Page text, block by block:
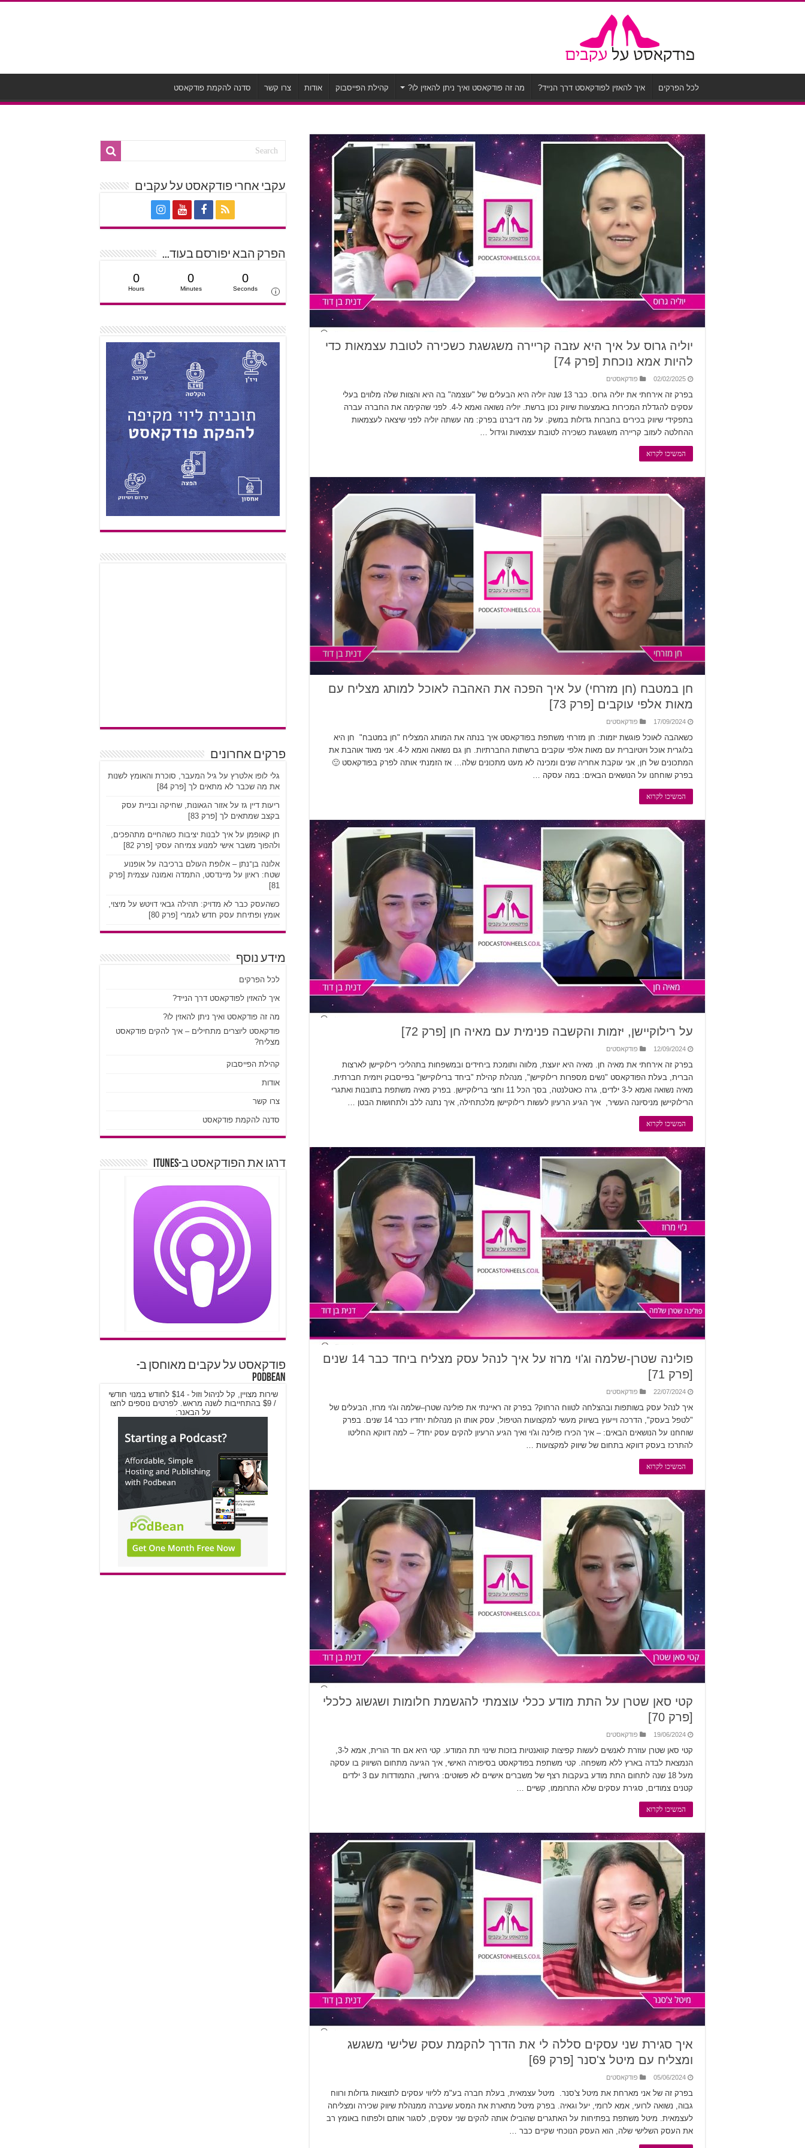
לכל הפרקים איך להאזין לפודקאסט דרך הנייד? מה זה פודקאסט ואיך ניתן להאזין לו? קהילת הפייסבוק אודות צרו קשר סדנה להקמת פודקאסט
יוליה גרוס על איך היא עזבה קריירה משגשגת כשכירה לטובת עצמאות כדי
להיות אמא נוכחת [פרק 74]
02/02/2025 פודקאסטים
בפרק זה אירחתי את יוליה גרוס. כבר 13 שנה יוליה היא הבעלים של "עוצמה" בה היא והצוות שלה מלווים בעלי
עסקים להגדלת המכירות באמצעות שיווק נכון ברשת. יוליה נשואה ואמא ל-4. לפני שהקימה את החברה עברה
בתפקידי שיווק בכירים בחברות גדולות במשק. על מה דיברנו בפרק: מה עשתה יוליה לפני שיצאה לעצמאות
ההחלטה לעזוב קריירה משגשגת כשכירה לטובת עצמאות וגידול …
המשיכו לקרוא
חן במטבח (חן מזרחי) על איך הפכה את האהבה לאוכל למותג מצליח עם
מאות אלפי עוקבים [פרק 73]
17/09/2024 פודקאסטים
כשאהבה לאוכל פוגשת יזמות: חן מזרחי משתפת בפודקאסט איך בנתה את המותג המצליח "חן במטבח" חן היא
בלוגרית אוכל ויוטיוברית עם מאות אלפי עוקבים ברשתות החברתיות. חן גם נשואה ואמא ל-4. אני מאוד אוהבת את
המתכונים של חן, אני עוקבת אחריה שנים ומכינה לא מעט מתכונים שלה… אז הזמנתי אותה לפרק בפודקאסט 🙂
בפרק שוחחנו על הנושאים הבאים: במה עסקה …
המשיכו לקרוא
על רילוקיישן, יזמות והקשבה פנימית עם מאיה חן [פרק 72]
12/09/2024 פודקאסטים
בפרק זה אירחתי את מאיה חן. מאיה היא יועצת, מלווה ותומכת ביחידים ובמשפחות בתהליכי רילוקיישן לארצות
הברית, בעלת הפודקאסט "נשים מספרות רילוקיישן", מנהלת קהילת "ביחד ברילוקיישן" בפייסבוק ויזמית חברתית.
מאיה נשואה ואמא ל-3 ילדים, גרה כאטלנטה, בסך הכל 11 וחצי ברילוקיישן. בפרק מאיה משתפת בתובנות ואתגרי
הרילוקיישן מניסיונה העשיר, איך הגיע הרעיון לעשות רילוקיישן מלכתחילה, איך נתנה ללב ולתחושות הבטן …
המשיכו לקרוא
פולינה שטרן-שלמה וג'וי מרוז על איך לנהל עסק מצליח ביחד כבר 14 שנים
[פרק 71]
22/07/2024 פודקאסטים
איך לנהל עסק בשותפות ובהצלחה לטווח הרחוק? בפרק זה ראיינתי את פולינה שטרן–שלמה וג'וי מרוז, הבעלים של
"לטפל בעסק", הדרכה וייעוץ בשיווק מעשי למקצועות הטיפול, עסק אותו הן מנהלות יחדיו כבר 14 שנים. בפרק
שוחחנו על הנושאים הבאים: – איך הכירו פולינה וג'וי ואיך הגיע הרעיון להקים עסק יחד? – למה דווקא החליטו
להתרכז בעסק דווקא בתחום של שיווק למקצועות …
המשיכו לקרוא
קטי סאן שטרן על התת מודע ככלי עוצמתי להגשמת חלומות ושגשוג כלכלי
[פרק 70]
19/06/2024 פודקאסטים
קטי סאן שטרן עוזרת לאנשים לעשות קפיצות קוואנטיות בזכות שינוי תת המודע. קטי היא אם חד הורית, אמא ל-3,
הנמצאת לבדה בארץ ללא משפחה. קטי משתפת בפודקאסט בסיפורה האישי, איך הגיעה מתחום השיווק בו עסקה
מעל 18 שנה לתחום התת מודע בעקבות רצף של משברים אישיים לא פשוטים: גירושין, התמודדות עם 3 ילדים
קטנים צמודים, סגירת עסקים שלא התרוממו, קשיים …
המשיכו לקרוא
איך סגירת שני עסקים סללה לי את הדרך להקמת עסק שלישי משגשג
ומצליח עם מיטל צ'סנר [פרק 69]
05/06/2024 פודקאסטים
בפרק זה של אני מארחת את מיטל צ'סנר. מיטל עצמאית, בעלת חברה בע"מ לליווי עסקים לתוצאות גדולות ורווח
גבוה, נשואה לרועי, אמא לרומי, יעל וגאיה. בפרק מיטל מתארת את המסע שעברה ממנהלת שיווק שכירה ומצליחה
לעצמאית. מיטל משתפת בפתיחות על האתגרים שהובילו אותה להקים שני עסקים, לסגור אותם ולפתוח באומץ רב
את העסק השלישי שלה, הוא העסק הנוכחי שקיים כבר …
עקבי אחרי פודקאסט על עקבים
הפרק הבא יפורסם בעוד...
0
Hours
0
Minutes
0
Seconds i
פרקים אחרונים
גלי לופו אלטרץ על גיל המעבר, סוכרת והאומץ לשנות
את מה שכבר לא מתאים לך [פרק 84]
ריעות דיין גז על אזור הגאונות, שחיקה ובניית עסק
בקצב שמתאים לך [פרק 83]
חן קאופמן על איך לבנות יציבות כשהחיים מתהפכים,
ולהפוך משבר אישי למנוע צמיחה עסקי [פרק 82]
אלונה בן־נתן – אלופת העולם ברכיבה על אופנוע
שטח: ראיון על מיינדסט, התמדה ואמונה עצמית [פרק
81]
כשהעסק כבר לא מדויק: תהילה גבאי דויטש על מיצוי,
אומץ ופתיחת עסק חדש לגמרי [פרק 80]
מידע נוסף
לכל הפרקים
איך להאזין לפודקאסט דרך הנייד?
מה זה פודקאסט ואיך ניתן להאזין לו?
פודקאסט ליוצרים מתחילים – איך להקים פודקאסט
מצליח?
קהילת הפייסבוק
אודות
צרו קשר
סדנה להקמת פודקאסט
דרגו את הפודקאסט ב-iTunes
פודקאסט על עקבים מאוחסן ב-
PodBean
שירות מצויין, קל לניהול וזול - $14 לחודש במנוי חודשי
/ $9 בהתחייבות לשנה מראש. לפרטים נוספים לחצו
על הבאנר: